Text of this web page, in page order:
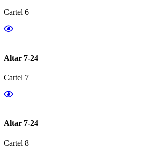
Cartel 6
Altar 7-24
Cartel 7
Altar 7-24
Cartel 8